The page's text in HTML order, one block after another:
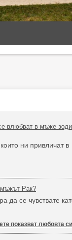
влюбват в мъже
ни привличат в
мъжът Рак?
да се чувствате
показват любовта